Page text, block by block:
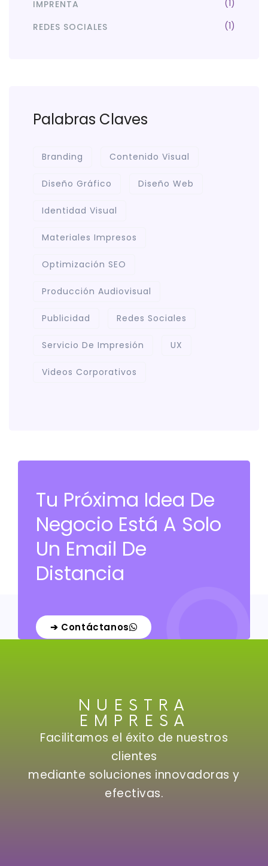
IMPRENTA
(1)
REDES SOCIALES
(1)
Palabras Claves
Branding Contenido Visual
Diseño Gráfico Diseño Web
Identidad Visual
Materiales Impresos
Optimización SEO
Producción Audiovisual
Publicidad Redes Sociales
Servicio De Impresión UX
Videos Corporativos
Tu Próxima Idea De
Negocio Está A Solo
Un Email De
Distancia
➔ Contáctanos
NUESTRA
EMPRESA
Facilitamos el éxito de nuestros
clientes
mediante soluciones innovadoras y
efectivas.